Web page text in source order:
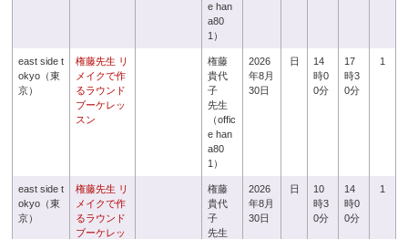
e han
a80
1）
east side t
okyo（東
京）
権藤先生 リ
メイクで作
るラウンド
ブーケレッ
スン
権藤
貴代
子
先生
（offic
e han
a80
1）
2026
年8月
30日
日
14
時0
0分
17
時3
0分
1
east side t
okyo（東
京）
権藤先生 リ
メイクで作
るラウンド
ブーケレッ
権藤
貴代
子
先生
2026
年8月
30日
日
10
時3
0分
14
時0
0分
1